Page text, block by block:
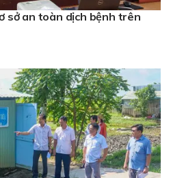
sở an toàn dịch bệnh trên